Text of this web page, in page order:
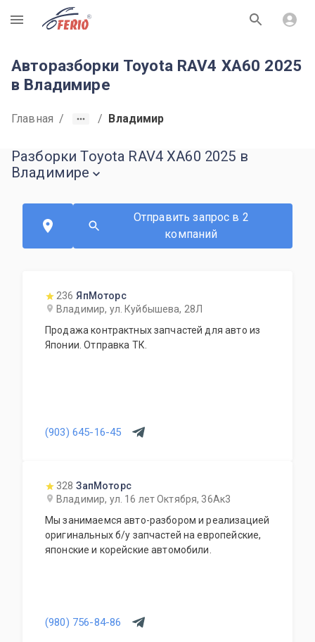
R
Авторазборки Toyota RAV4 XA60 2025
в Владимире
Главная / / Владимир
Разборки Toyota RAV4 XA60 2025 в
Владимире
Отправить запрос в 2
компаний
236 ЯпМоторс
Владимир, ул. Куйбышева, 28Л
Продажа контрактных запчастей для авто из
Японии. Отправка ТК.
(903) 645-16-45
328 ЗапМоторс
Владимир, ул. 16 лет Октября, 36Ак3
Мы занимаемся авто-разбором и реализацией
оригинальных б/у запчастей на европейские,
японские и корейские автомобили.
(980) 756-84-86